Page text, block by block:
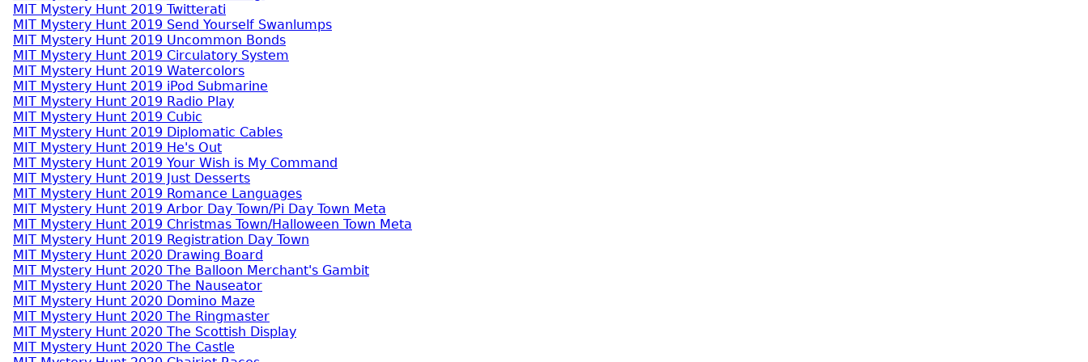
MIT Mystery Hunt 2019 Twitterati
MIT Mystery Hunt 2019 Send Yourself Swanlumps
MIT Mystery Hunt 2019 Uncommon Bonds
MIT Mystery Hunt 2019 Circulatory System
MIT Mystery Hunt 2019 Watercolors
MIT Mystery Hunt 2019 iPod Submarine
MIT Mystery Hunt 2019 Radio Play
MIT Mystery Hunt 2019 Cubic
MIT Mystery Hunt 2019 Diplomatic Cables
MIT Mystery Hunt 2019 He's Out
MIT Mystery Hunt 2019 Your Wish is My Command
MIT Mystery Hunt 2019 Just Desserts
MIT Mystery Hunt 2019 Romance Languages
MIT Mystery Hunt 2019 Arbor Day Town/Pi Day Town Meta
MIT Mystery Hunt 2019 Christmas Town/Halloween Town Meta
MIT Mystery Hunt 2019 Registration Day Town
MIT Mystery Hunt 2020 Drawing Board
MIT Mystery Hunt 2020 The Balloon Merchant's Gambit
MIT Mystery Hunt 2020 The Nauseator
MIT Mystery Hunt 2020 Domino Maze
MIT Mystery Hunt 2020 The Ringmaster
MIT Mystery Hunt 2020 The Scottish Display
MIT Mystery Hunt 2020 The Castle